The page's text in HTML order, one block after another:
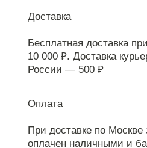
Доставка
Бесплатная доставка
10 000 ₽. Доставка
России — 500 ₽
Оплата
При доставке по Москве
оплачен наличными и